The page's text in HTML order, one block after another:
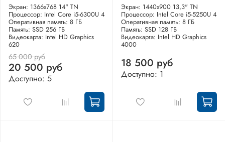
Экран: 1366x768 14" TN
Процессор: Intel Core i5-6300U 4
Оперативная память: 8 ГБ
Память: SSD 256 ГБ
Видеокарта: Intel HD Graphics
620
65 000 руб
20 500 руб
Доступно: 5
Экран: 1440x900 13,3" TN
Процессор: Intel Core i5-5250U 4
Оперативная память: 8 ГБ
Память: SSD 128 ГБ
Видеокарта: Intel HD Graphics
4000
18 500 руб
Доступно: 1